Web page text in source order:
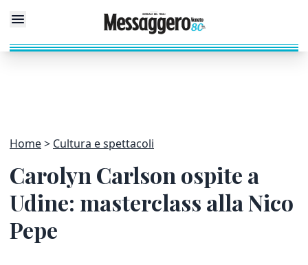
Home Cultura e spettacoli
Carolyn Carlson ospite a
Udine: masterclass alla Nico
Pepe